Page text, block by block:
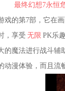
最终幻想7永恒
戏的第7部，它在
，享受 无限 PK乐
的魔法进行战斗辅
动漫体验，而且流